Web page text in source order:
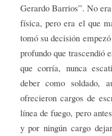
Gerardo Barrios”. No
física, pero era el que
tomó su decisión
profundo que trascendió
que corría, nunca
deber como soldado,
ofrecieron cargos de
línea de fuego, pero
y por ningún cargo